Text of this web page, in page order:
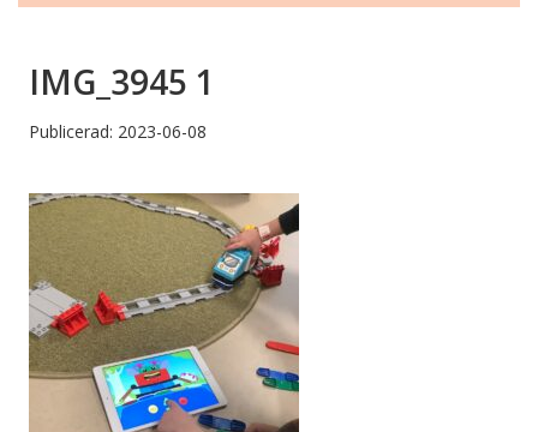
IMG_3945 1
Publicerad: 2023-06-08